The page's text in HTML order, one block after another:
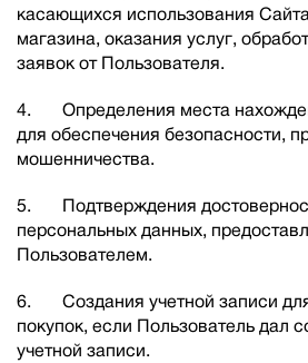
касающихся использования
магазина, оказания услуг,
заявок от Пользователя.
4. Определения места
для обеспечения безопасности,
мошенничества.
5. Подтверждения
персональных данных,
Пользователем.
6. Создания учетной записи
покупок, если Пользователь дал
учетной записи.